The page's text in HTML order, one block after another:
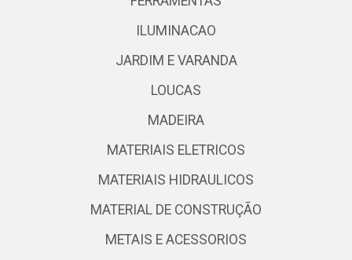
ILUMINACAO
JARDIM E VARANDA
LOUCAS
MADEIRA
MATERIAIS ELETRICOS
MATERIAIS HIDRAULICOS
MATERIAL DE CONSTRUÇÃO
METAIS E ACESSORIOS